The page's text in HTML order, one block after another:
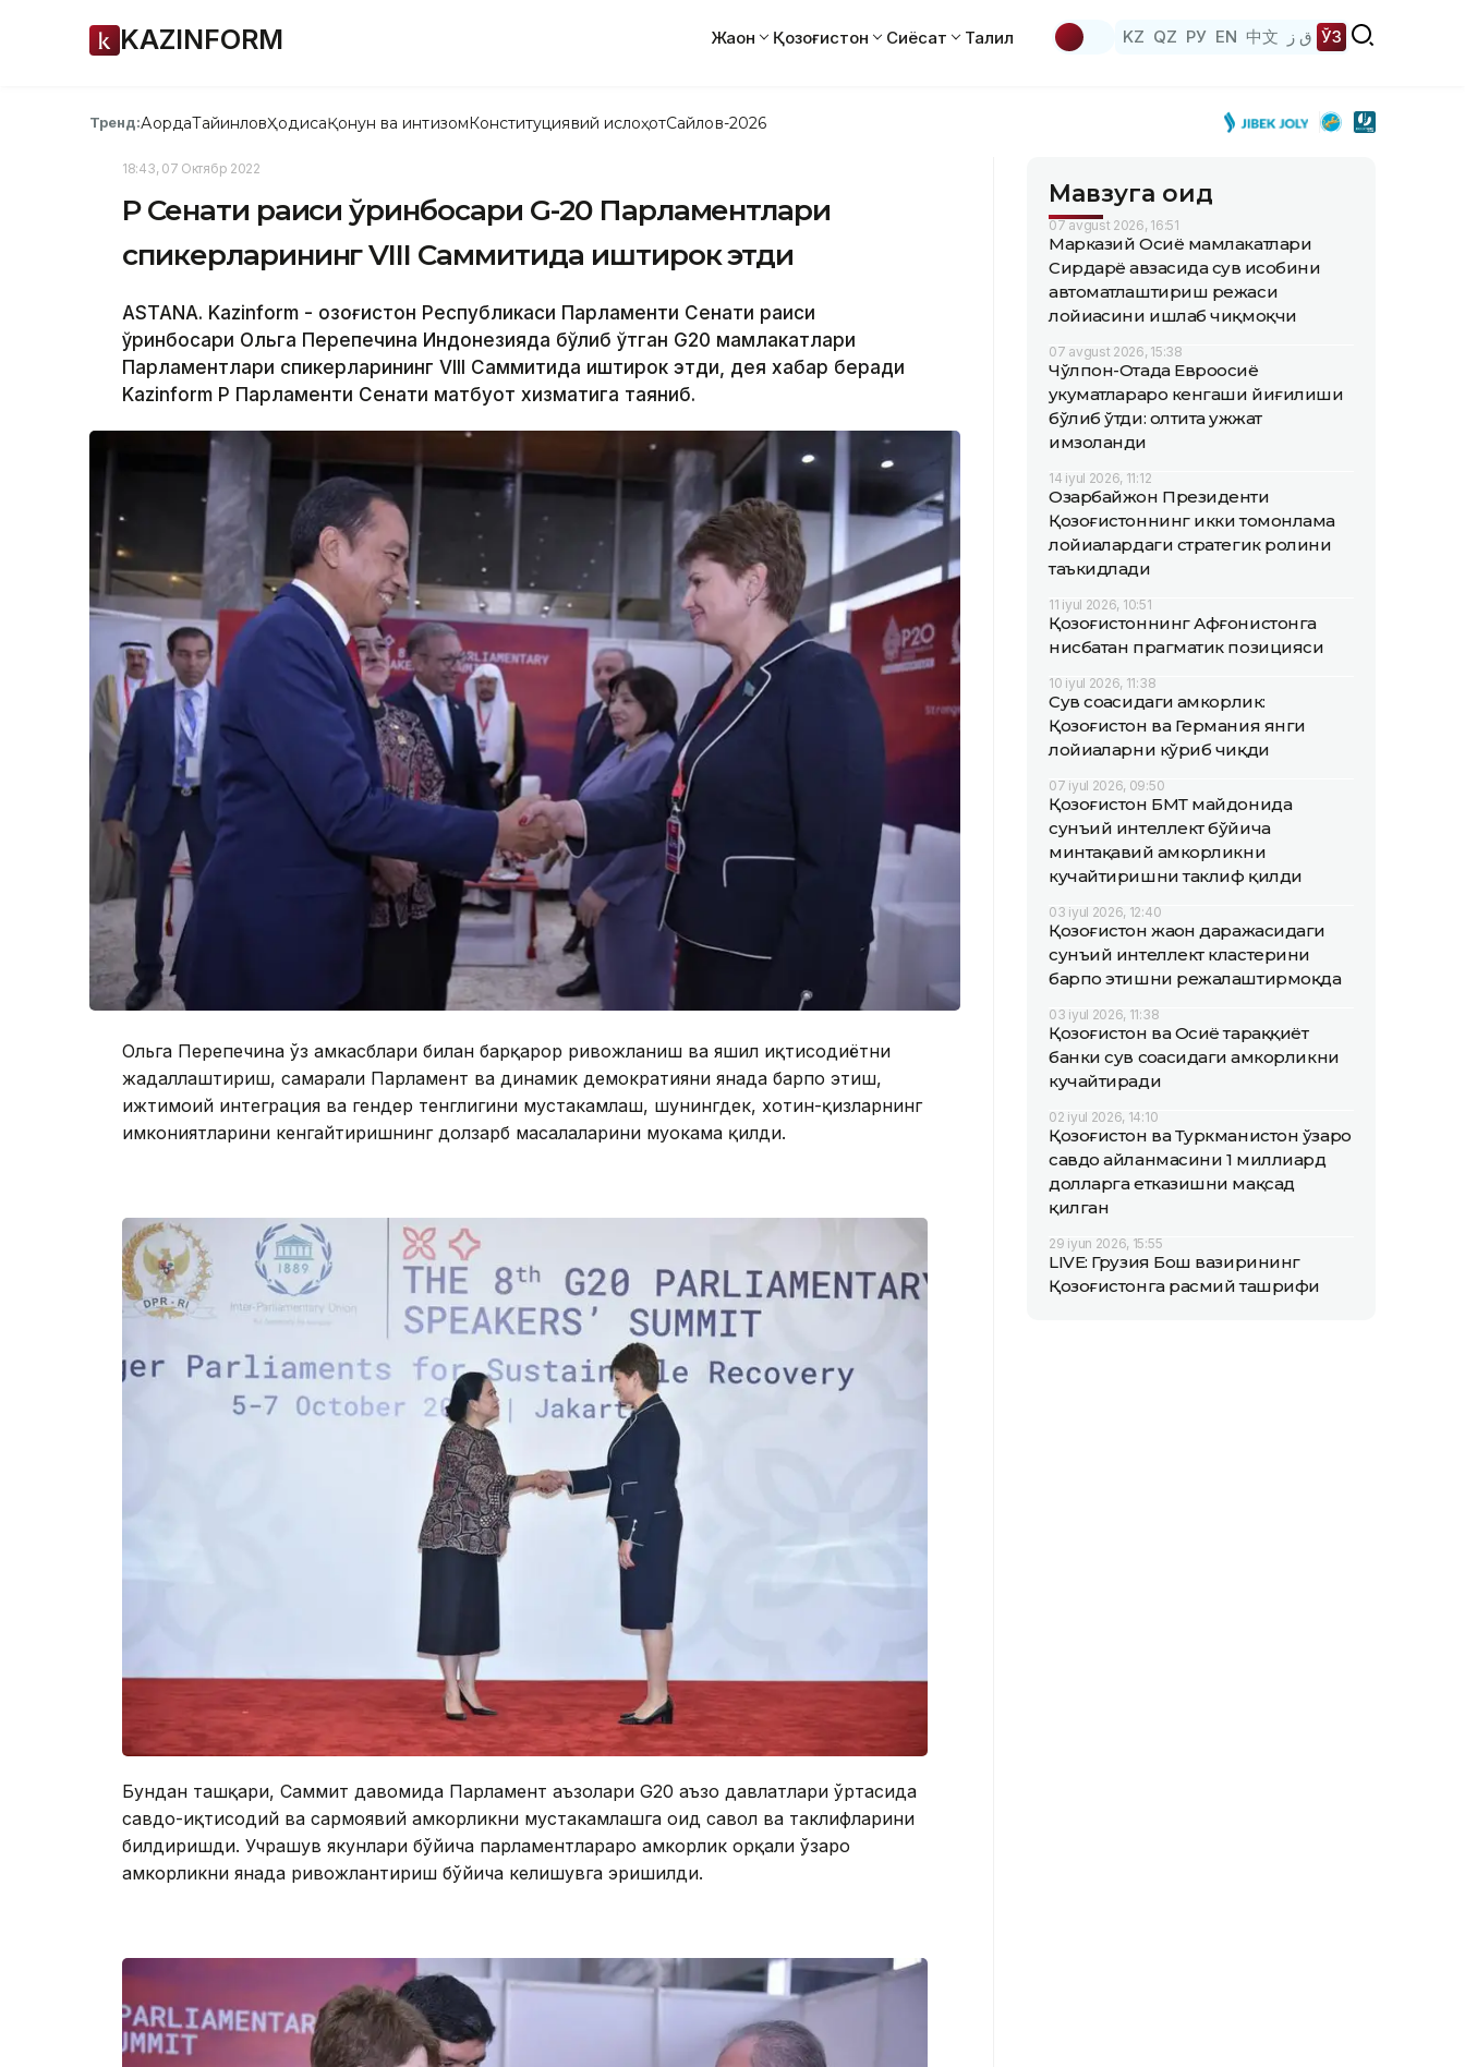
KAZINFORM Жаҳон Қозоғистон Сиёсат Таҳлил KZ QZ РУ EN 中文 ق ز ЎЗ
Тренд:АқордаТайинловҲодисаҚонун ва интизомКонституциявий ислоҳотСайлов-2026
18:43, 07 Октябр 2022
ҚР Сенати раиси ўринбосари G-20 Парламентлари
спикерларининг VIII Саммитида иштирок этди
ASTANA. Kazinform - Қозоғистон Республикаси Парламенти Сенати раиси
ўринбосари Ольга Перепечина Индонезияда бўлиб ўтган G20 мамлакатлари
Парламентлари спикерларининг VIII Саммитида иштирок этди, дея хабар беради
Kazinform ҚР Парламенти Сенати матбуот хизматига таяниб.
Ольга Перепечина ўз ҳамкасблари билан барқарор ривожланиш ва яшил иқтисодиётни
жадаллаштириш, самарали Парламент ва динамик демократияни янада барпо этиш,
ижтимоий интеграция ва гендер тенглигини мустаҳкамлаш, шунингдек, хотин-қизларнинг
имкониятларини кенгайтиришнинг долзарб масалаларини муҳокама қилди.
Бундан ташқари, Саммит давомида Парламент аъзолари G20 аъзо давлатлари ўртасида
савдо-иқтисодий ва сармоявий ҳамкорликни мустаҳкамлашга оид савол ва таклифларини
билдиришди. Учрашув якунлари бўйича парламентлараро ҳамкорлик орқали ўзаро
ҳамкорликни янада ривожлантириш бўйича келишувга эришилди.
Мавзуга оид
07 avgust 2026, 16:51
Марказий Осиё мамлакатлари
Сирдарё ҳавзасида сув ҳисобини
автоматлаштириш режаси
лойиҳасини ишлаб чиқмоқчи
07 avgust 2026, 15:38
Чўлпон-Отада Евроосиё
ҳукуматлараро кенгаши йиғилиши
бўлиб ўтди: олтита ҳужжат
имзоланди
14 iyul 2026, 11:12
Озарбайжон Президенти
Қозоғистоннинг икки томонлама
лойиҳалардаги стратегик ролини
таъкидлади
11 iyul 2026, 10:51
Қозоғистоннинг Афғонистонга
нисбатан прагматик позицияси
10 iyul 2026, 11:38
Сув соҳасидаги ҳамкорлик:
Қозоғистон ва Германия янги
лойиҳаларни кўриб чиқди
07 iyul 2026, 09:50
Қозоғистон БМТ майдонида
сунъий интеллект бўйича
минтақавий ҳамкорликни
кучайтиришни таклиф қилди
03 iyul 2026, 12:40
Қозоғистон жаҳон даражасидаги
сунъий интеллект кластерини
барпо этишни режалаштирмоқда
03 iyul 2026, 11:38
Қозоғистон ва Осиё тараққиёт
банки сув соҳасидаги ҳамкорликни
кучайтиради
02 iyul 2026, 14:10
Қозоғистон ва Туркманистон ўзаро
савдо айланмасини 1 миллиард
долларга етказишни мақсад
қилган
29 iyun 2026, 15:55
LIVE: Грузия Бош вазирининг
Қозоғистонга расмий ташрифи